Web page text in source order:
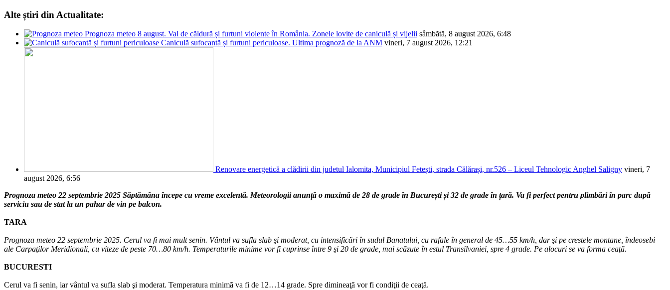
Alte știri din Actualitate:
Prognoza meteo 8 august. Val de căldură și furtuni violente în România. Zonele lovite de caniculă și vijelii sâmbătă, 8 august 2026, 6:48
Caniculă sufocantă și furtuni periculoase. Ultima prognoză de la ANM vineri, 7 august 2026, 12:21
Renovare energetică a clădirii din judetul Ialomita, Municipiul Fetești, strada Călărași, nr.526 – Liceul Tehnologic Anghel Saligny vineri, 7
august 2026, 6:56
Prognoza meteo 22 septembrie 2025 Săptămâna începe cu vreme excelentă. Meteorologii anunță o maximă de 28 de grade în București și 32 de grade în țară. Va fi perfect pentru plimbări în parc după
serviciu sau de stat la un pahar de vin pe balcon.
TARA
Prognoza meteo 22 septembrie 2025. Cerul va fi mai mult senin. Vântul va sufla slab şi moderat, cu intensificãri în sudul Banatului, cu rafale în general de 45…55 km/h, dar şi pe crestele montane, îndeosebi
ale Carpaţilor Meridionali, cu viteze de peste 70…80 km/h. Temperaturile minime vor fi cuprinse între 9 şi 20 de grade, mai scãzute în estul Transilvaniei, spre 4 grade. Pe alocuri se va forma ceaţã.
BUCURESTI
Cerul va fi senin, iar vântul va sufla slab şi moderat. Temperatura minimã va fi de 12…14 grade. Spre dimineaţã vor fi condiţii de ceaţã.